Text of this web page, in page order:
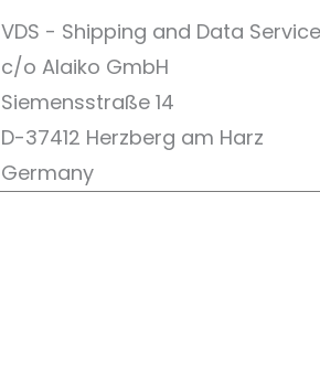
VDS - Shipping and Data Service
c/o Alaiko GmbH
Siemensstraße 14
D-37412 Herzberg am Harz
Germany